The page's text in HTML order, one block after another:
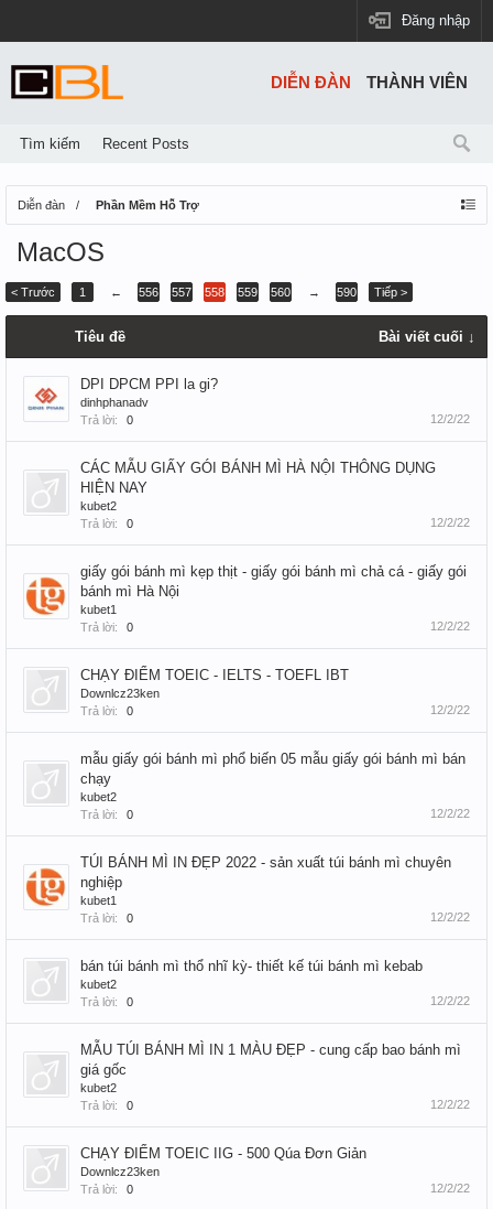
Đăng nhập
Diễn đàn Phần Mềm Hỗ Trợ
MacOS
< Trước 1 ← 556 557 558 559 560 → 590 Tiếp >
Tiêu đề Bài viết cuối ↓
DPI DPCM PPI la gi?
dinhphanadv
Trả lời:
0 12/2/22
CÁC MẪU GIẤY GÓI BÁNH MÌ HÀ NỘI THÔNG DỤNG
HIỆN NAY
kubet2
Trả lời:
0 12/2/22
giấy gói bánh mì kẹp thịt - giấy gói bánh mì chả cá - giấy gói
bánh mì Hà Nội
kubet1
Trả lời:
0 12/2/22
CHẠY ĐIỂM TOEIC - IELTS - TOEFL IBT
Downlcz23ken
Trả lời:
0 12/2/22
mẫu giấy gói bánh mì phổ biến 05 mẫu giấy gói bánh mì bán
chạy
kubet2
Trả lời:
0 12/2/22
TÚI BÁNH MÌ IN ĐẸP 2022 - sản xuất túi bánh mì chuyên
nghiệp
kubet1
Trả lời:
0 12/2/22
bán túi bánh mì thổ nhĩ kỳ- thiết kế túi bánh mì kebab
kubet2
Trả lời:
0 12/2/22
MẪU TÚI BÁNH MÌ IN 1 MÀU ĐẸP - cung cấp bao bánh mì
giá gốc
kubet2
Trả lời:
0 12/2/22
CHẠY ĐIỂM TOEIC IIG - 500 Qúa Đơn Giản
Downlcz23ken
Trả lời:
0 12/2/22
DIỄN ĐÀN
Tìm kiếm Recent Posts
THÀNH VIÊN